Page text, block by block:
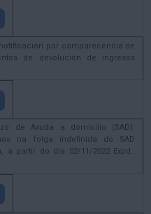
notificación por comparecencia de
de devolución de ingresos
de Axuda a domicilio (SAD):
na folga indefinida do SAD
partir do día 02/11/2022 Expd.: